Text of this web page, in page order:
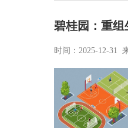
碧桂园：重组
时间：2025-12-31